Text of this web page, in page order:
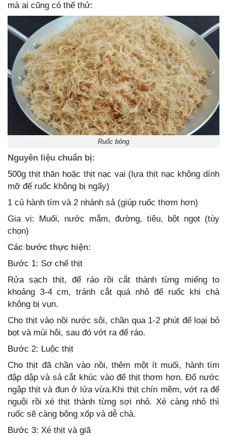
mà ai cũng có thể thử:
Ruốc bông
Nguyên liệu chuẩn bị:
500g thịt thăn hoặc thịt nạc vai (lựa thịt nạc không dính
mỡ để ruốc không bị ngấy)
1 củ hành tím và 2 nhánh sả (giúp ruốc thơm hơn)
Gia vị: Muối, nước mắm, đường, tiêu, bột ngọt (tùy
chọn)
Các bước thực hiện:
Bước 1: Sơ chế thịt
Rửa sạch thịt, để ráo rồi cắt thành từng miếng to
khoảng 3-4 cm, tránh cắt quá nhỏ để ruốc khi chà
không bị vụn.
Cho thịt vào nồi nước sôi, chần qua 1-2 phút để loại bỏ
bọt và mùi hôi, sau đó vớt ra để ráo.
Bước 2: Luộc thịt
Cho thịt đã chần vào nồi, thêm một ít muối, hành tím
đập dập và sả cắt khúc vào để thịt thơm hơn. Đổ nước
ngập thịt và đun ở lửa vừa.Khi thịt chín mềm, vớt ra để
nguội rồi xé thịt thành từng sợi nhỏ. Xé càng nhỏ thì
ruốc sẽ càng bông xốp và dễ chà.
Bước 3: Xé thịt và giã